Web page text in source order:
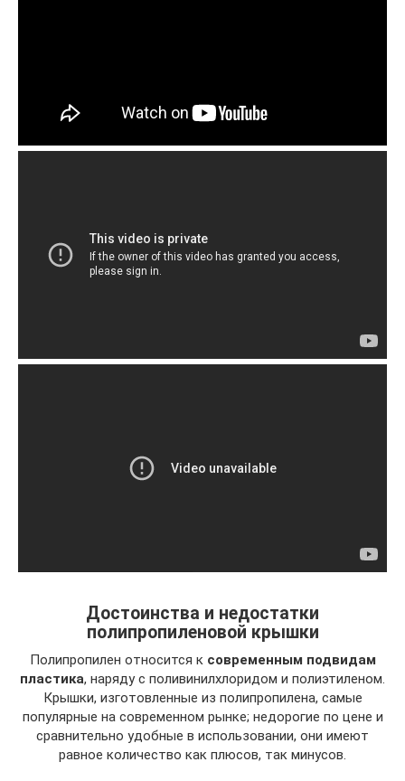
Достоинства и недостатки
полипропиленовой крышки
Полипропилен относится к современным подвидам
пластика, наряду с поливинилхлоридом и полиэтиленом.
Крышки, изготовленные из полипропилена, самые
популярные на современном рынке; недорогие по цене и
сравнительно удобные в использовании, они имеют
равное количество как плюсов, так минусов.